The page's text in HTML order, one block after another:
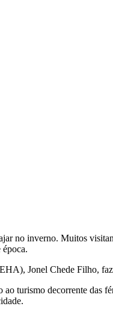
no inverno. Muitos
época.
Jonel Chede Filho,
turismo decorrente das